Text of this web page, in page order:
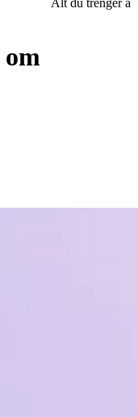
Alt du trenger å
om